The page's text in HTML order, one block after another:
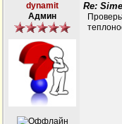
dynamit
Админ
Re: